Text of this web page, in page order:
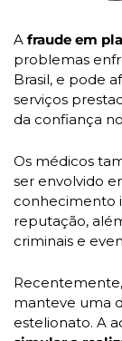
A fraude em
problemas
Brasil, e pode
serviços
da confiança
Os médicos
ser envolvido
conhecimento
reputação,
criminais e
manteve uma
estelionato. A